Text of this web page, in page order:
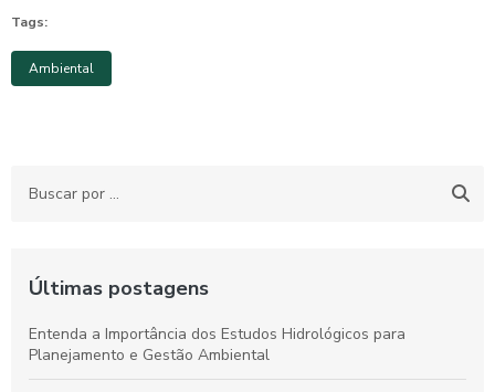
Tags:
Ambiental
Últimas postagens
Entenda a Importância dos Estudos Hidrológicos para
Planejamento e Gestão Ambiental